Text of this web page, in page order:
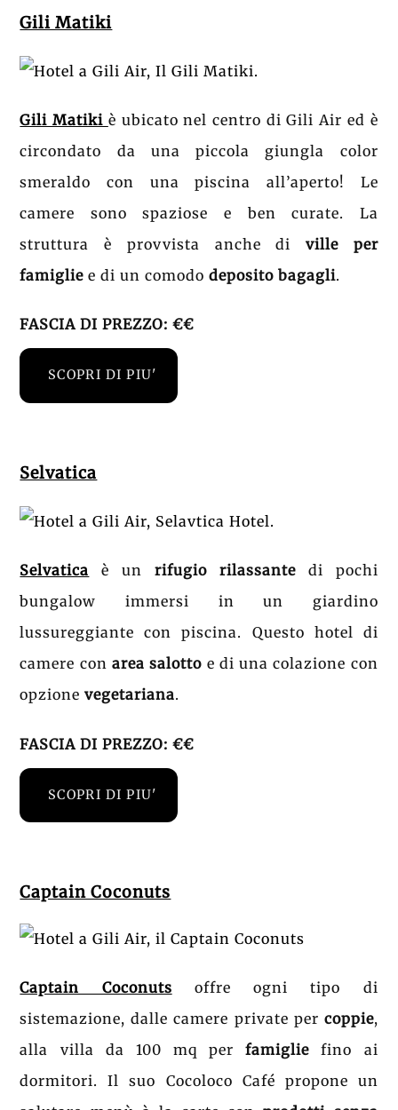
Gili Matiki
Gili Matiki è ubicato nel centro di Gili Air ed è
circondato da una piccola giungla color
smeraldo con una piscina all’aperto! Le
camere sono spaziose e ben curate. La
struttura è provvista anche di ville per
famiglie e di un comododeposito bagagli.
FASCIA DI PREZZO: €€
SCOPRI DI PIU'
Selvatica
Selvatica è un rifugio rilassantedi pochi
bungalow immersi in un giardino
lussureggiante con piscina. Questo hotel di
camere con area salotto e di una colazione con
opzione vegetariana.
FASCIA DI PREZZO: €€
SCOPRI DI PIU'
Captain Coconuts
Captain Coconuts offre ogni tipo di
sistemazione, dalle camere private per coppie,
alla villa da 100 mq perfamiglie fino ai
dormitori. Il suo Cocoloco Café propone un